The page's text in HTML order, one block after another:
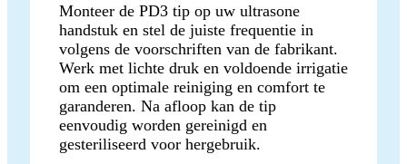
Monteer de PD3 tip op uw ultrasone
handstuk en stel de juiste frequentie in
volgens de voorschriften van de fabrikant.
Werk met lichte druk en voldoende irrigatie
om een optimale reiniging en comfort te
garanderen. Na afloop kan de tip
eenvoudig worden gereinigd en
gesteriliseerd voor hergebruik.